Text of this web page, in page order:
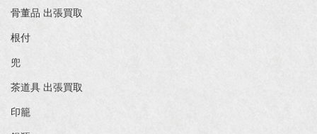
骨董品 出張買取
根付
兜
茶道具 出張買取
印籠